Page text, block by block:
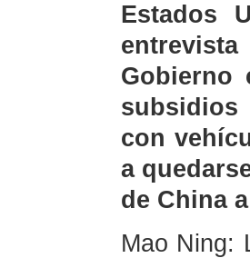
Estados
Gobierno
subsidios
con
a
de China
Mao Ning: